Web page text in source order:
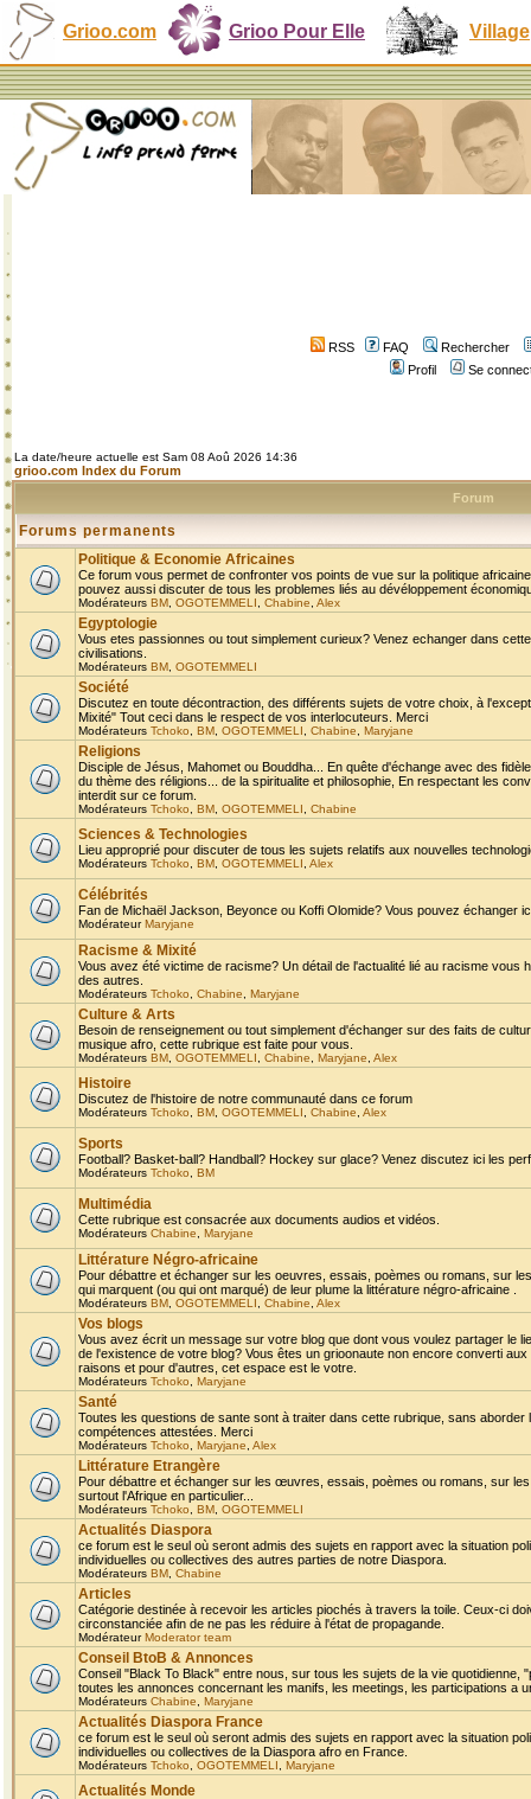
Grioo.com Grioo Pour Elle Village
RSS FAQ
Rechercher
Profil
Se
La date/heure actuelle est Sam 08 Aoû 2026 14:36
grioo.com Index du Forum
Forum
Forums permanents
Politique & Economie Africaines
Ce forum vous permet de confronter vos points de vue sur la politique
pouvez aussi discuter de tous les problemes liés au dévéloppement
Modérateurs BM OGOTEMMELI Chabine Alex
Egyptologie
Vous etes passionnes ou tout simplement curieux? Venez echanger dans
civilisations.
Modérateurs BM OGOTEMMELI
Société
Discutez en toute décontraction, des différents sujets de votre choix, à
Mixité" Tout ceci dans le respect de vos interlocuteurs. Merci
Modérateurs Tchoko BM OGOTEMMELI Chabine Maryjane
Religions
Disciple de Jésus, Mahomet ou Bouddha... En quête d'échange avec des
du thème des réligions... de la spiritualite et philosophie, En respectant les
interdit sur ce forum.
Modérateurs Tchoko BM OGOTEMMELI Chabine
Sciences & Technologies
Lieu approprié pour discuter de tous les sujets relatifs aux nouvelles
Modérateurs Tchoko BM OGOTEMMELI Alex
Célébrités
Fan de Michaël Jackson, Beyonce ou Koffi Olomide? Vous pouvez échanger
ModérateurMaryjane
Racisme & Mixité
Vous avez été victime de racisme? Un détail de l'actualité lié au racisme
des autres.
Modérateurs Tchoko Chabine Maryjane
Culture & Arts
Besoin de renseignement ou tout simplement d'échanger sur des faits de
musique afro, cette rubrique est faite pour vous.
Modérateurs BM OGOTEMMELI Chabine Maryjane Alex
Histoire
Discutez de l'histoire de notre communauté dans ce forum
Modérateurs Tchoko BM OGOTEMMELI Chabine Alex
Sports
Football? Basket-ball? Handball? Hockey sur glace? Venez discutez ici les
Modérateurs Tchoko BM
Multimédia
Cette rubrique est consacrée aux documents audios et vidéos.
Modérateurs Chabine Maryjane
Littérature Négro-africaine
Pour débattre et échanger sur les oeuvres, essais, poèmes ou romans, sur
qui marquent (ou qui ont marqué) de leur plume la littérature négro-africaine .
Modérateurs BM OGOTEMMELI Chabine Alex
Vos blogs
Vous avez écrit un message sur votre blog que dont vous voulez partager le
de l'existence de votre blog? Vous êtes un grioonaute non encore converti
raisons et pour d'autres, cet espace est le votre.
Modérateurs Tchoko Maryjane
Santé
Toutes les questions de sante sont à traiter dans cette rubrique, sans
compétences attestées. Merci
Modérateurs Tchoko Maryjane Alex
Littérature Etrangère
Pour débattre et échanger sur les œuvres, essais, poèmes ou romans, sur
surtout l'Afrique en particulier...
Modérateurs Tchoko BM OGOTEMMELI
Actualités Diaspora
ce forum est le seul où seront admis des sujets en rapport avec la situation
individuelles ou collectives des autres parties de notre Diaspora.
Modérateurs BM Chabine
Articles
Catégorie destinée à recevoir les articles piochés à travers la toile. Ceux-ci
circonstanciée afin de ne pas les réduire à l'état de propagande.
ModérateurModerator team
Conseil BtoB & Annonces
Conseil "Black To Black" entre nous, sur tous les sujets de la vie
toutes les annonces concernant les manifs, les meetings, les participations a
Modérateurs Chabine Maryjane
Actualités Diaspora France
ce forum est le seul où seront admis des sujets en rapport avec la situation
individuelles ou collectives de la Diaspora afro en France.
Modérateurs Tchoko OGOTEMMELI Maryjane
Actualités Monde